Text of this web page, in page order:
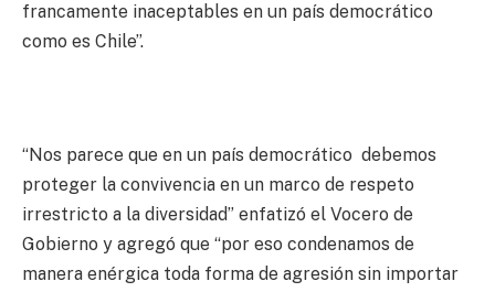
francamente inaceptables en un país democrático
como es Chile”.
“Nos parece que en un país democrático debemos
proteger la convivencia en un marco de respeto
irrestricto a la diversidad” enfatizó el Vocero de
Gobierno y agregó que “por eso condenamos de
manera enérgica toda forma de agresión sin importar